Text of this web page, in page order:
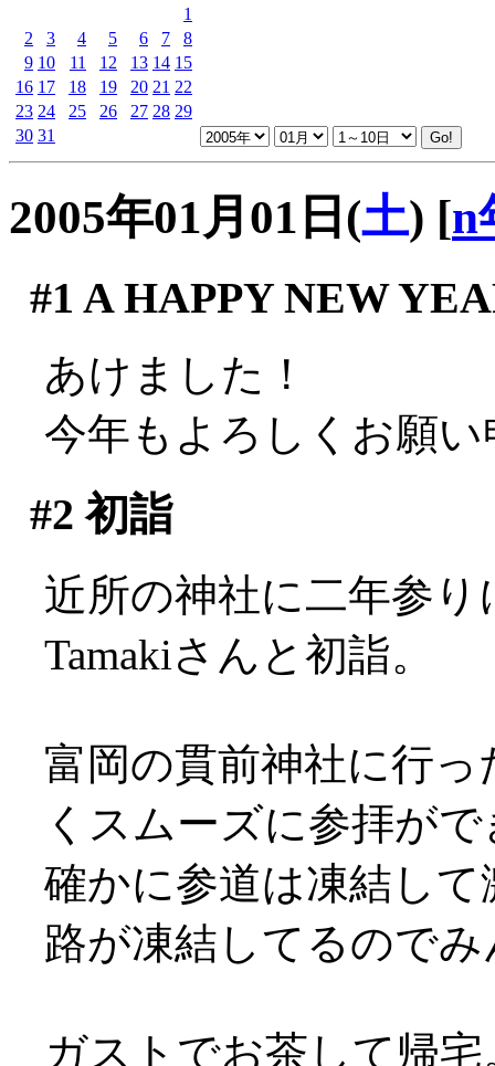
1
2
3 4 5 6 7
8
9 10 11 12 13 14 15
16 17 18 19 20 21 22
23 24 25 26 27 28 29
30 31
2005年01月01日(土) [n
#1 A HAPPY NEW
あけました！
今年もよろしくお願
#2 初詣
近所の神社に二年参
Tamakiさんと初詣。
富岡の貫前神社に行
くスムーズに参拝が
確かに参道は凍結し
路が凍結してるので
ガストでお茶して帰宅